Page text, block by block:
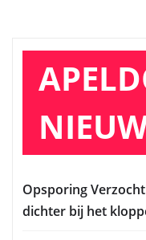
Opsporing
dichter bij het